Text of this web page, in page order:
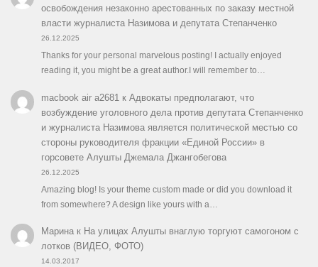
освобождения незаконно арестованных по заказу местной
власти журналиста Назимова и депутата Степанченко
26.12.2025
Thanks for your personal marvelous posting! I actually enjoyed
reading it, you might be a great author.I will remember to…
macbook air a2681 к Адвокаты предполагают, что
возбуждение уголовного дела против депутата Степанченко
и журналиста Назимова является политической местью со
стороны руководителя фракции «Единой России» в
горсовете Алушты Джемала Джангобегова
26.12.2025
Amazing blog! Is your theme custom made or did you download it
from somewhere? A design like yours with a…
Маринак На улицах Алушты внаглую торгуют самогоном с
лотков (ВИДЕО, ФОТО)
14.03.2017